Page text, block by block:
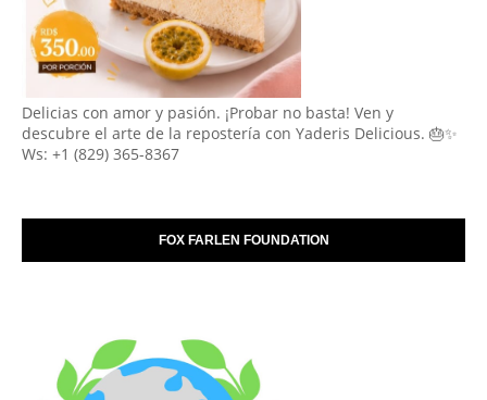
Delicias con amor y pasión. ¡Probar no basta! Ven y
descubre el arte de la repostería con Yaderis Delicious. 🎂✨
Ws: +1 (829) 365-8367
FOX FARLEN FOUNDATION